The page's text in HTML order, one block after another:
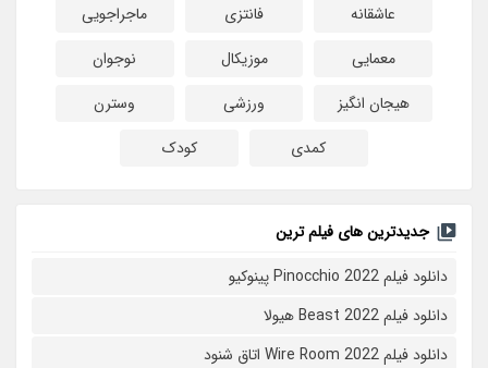
عاشقانه
فانتزی
ماجراجویی
معمایی
موزیکال
نوجوان
هیجان انگیز
ورزشی
وسترن
کمدی
کودک
جدیدترین های فیلم ترین
دانلود فیلم Pinocchio 2022 پینوکیو
دانلود فیلم Beast 2022 هیولا
دانلود فیلم Wire Room 2022 اتاق شنود